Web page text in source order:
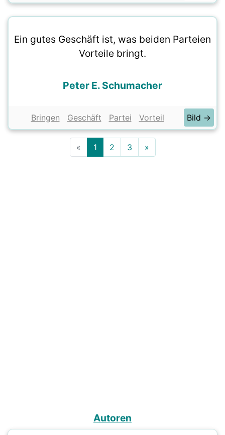
Ein gutes Geschäft ist, was beiden Parteien
Vorteile bringt.
Peter E. Schumacher
Bringen Geschäft Partei Vorteil Bild →
« 1 2 3 »
Autoren